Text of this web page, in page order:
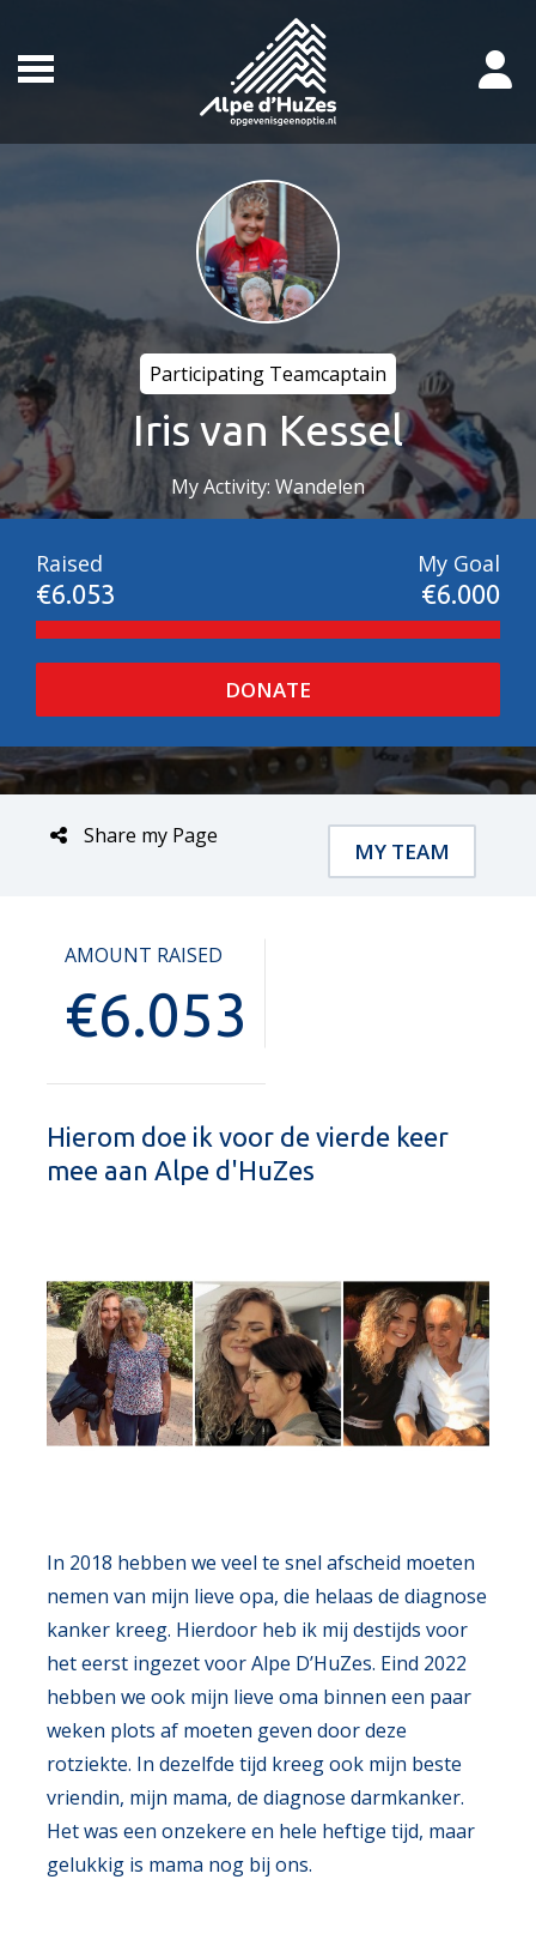
Participating Teamcaptain
Iris van Kessel
My Activity: Wandelen
Raised
€6.053
My Goal
€6.000
DONATE
Share my Page
MY TEAM
AMOUNT RAISED
€6.053
Hierom doe ik voor de vierde keer
mee aan Alpe d'HuZes
In 2018 hebben we veel te snel afscheid moeten
nemen van mijn lieve opa, die helaas de diagnose
kanker kreeg. Hierdoor heb ik mij destijds voor
het eerst ingezet voor Alpe D’HuZes. Eind 2022
hebben we ook mijn lieve oma binnen een paar
weken plots af moeten geven door deze
rotziekte. In dezelfde tijd kreeg ook mijn beste
vriendin, mijn mama, de diagnose darmkanker.
Het was een onzekere en hele heftige tijd, maar
gelukkig is mama nog bij ons.